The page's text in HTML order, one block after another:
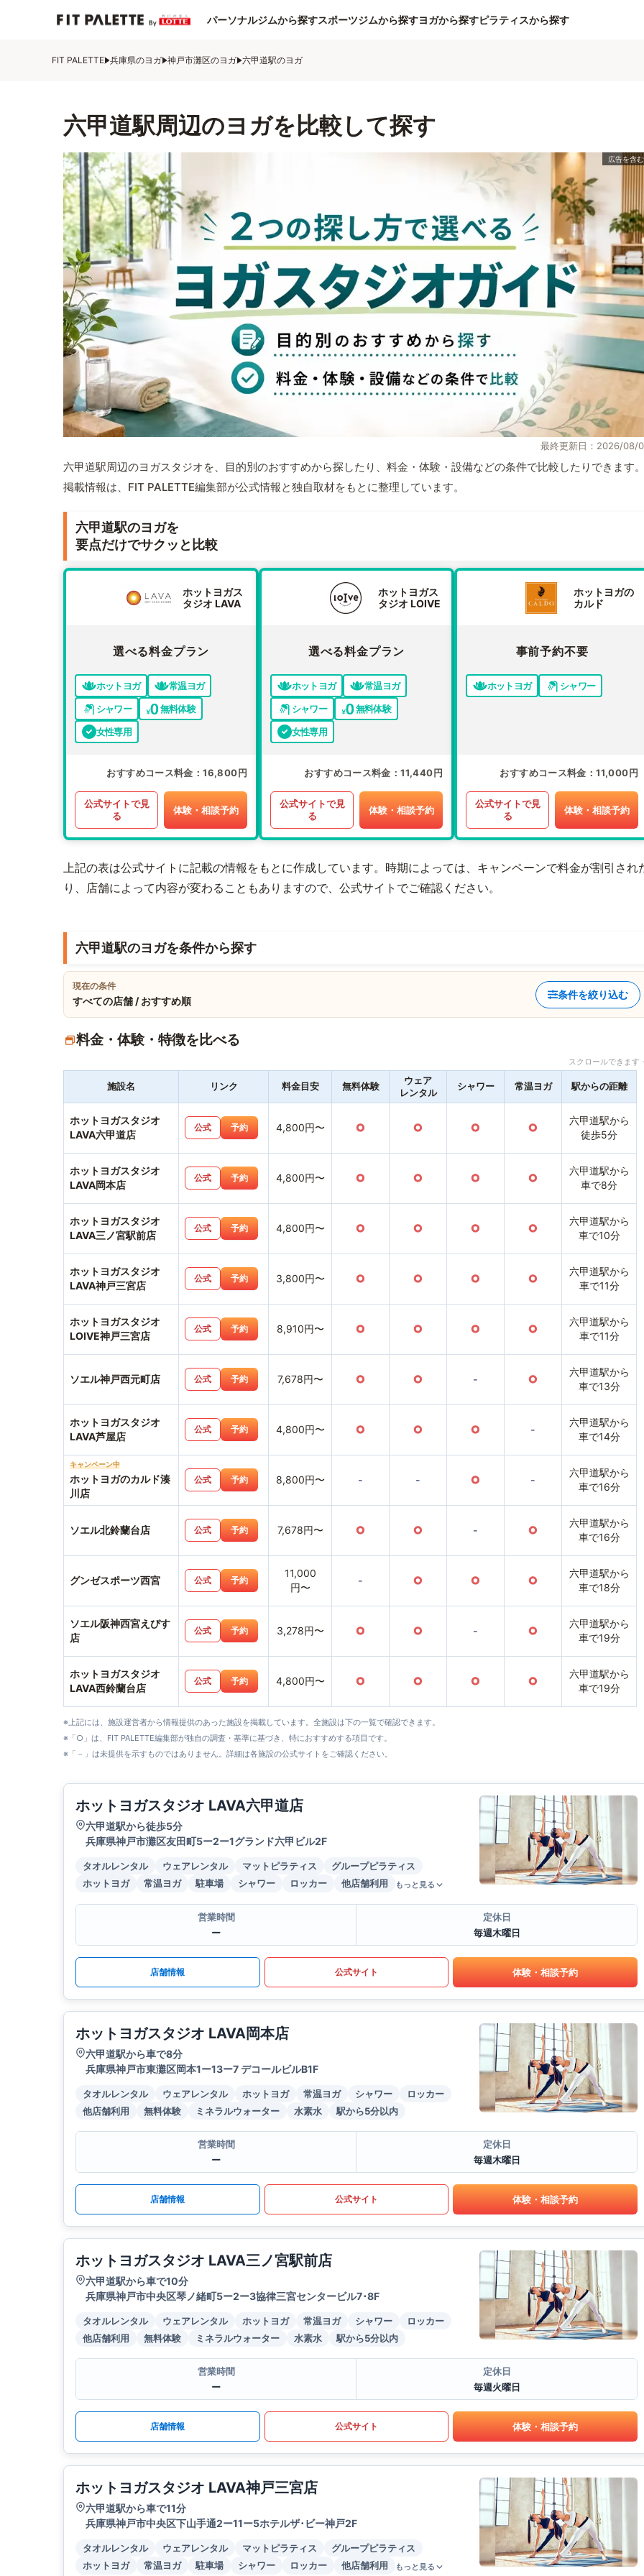
パーソナルジムから探すスポーツジムから探すヨガから探すピラティスから探す
FIT PALETTE 兵庫県のヨガ 神戸市灘区のヨガ 六甲道駅のヨガ
六甲道駅周辺のヨガを比較して探す
最終更新日：2026/08/
六甲道駅周辺のヨガスタジオを、目的別のおすすめから探したり、料金・体験・設備などの条件で比較したりできます
掲載情報は、FIT PALETTE編集部が公式情報と独自取材をもとに整理しています。
六甲道駅のヨガを
要点だけでサクッと比較
ホットヨガス
タジオ LAVA
選べる料金プラン
ホットヨガ
常温ヨガ
シャワー
無料体験
女性専用
おすすめコース料金 16,800円
公式サイトで見
る
体験・相談予約
ホットヨガス
タジオ LOIVE
選べる料金プラン
ホットヨガ
常温ヨガ
シャワー
無料体験
女性専用
おすすめコース料金 11,440円
公式サイトで見
る
体験・相談予約
ホットヨガの
カルド
事前予約不要
ホットヨガ シャワー
おすすめコース料金 11,000円
公式サイトで見
る
体験・相談予約
上記の表は公式サイトに記載の情報をもとに作成しています。時期によっては、キャンペーンで料金が割引され
り、店舗によって内容が変わることもありますので、公式サイトでご確認ください。
六甲道駅のヨガを条件から探す
現在の条件
すべての店舗 / おすすめ順
条件を絞り込む
料金・体験・特徴を比べる
スクロールできま
施設名 リンク 料金目安 無料体験
ウェア
レンタル
シャワー 常温ヨガ 駅からの距離
ホットヨガスタジオ
LAVA六甲道店
公式 予約 4,800円〜 ○ ○ ○ ○
六甲道駅から
徒歩5分
ホットヨガスタジオ
LAVA岡本店
公式 予約 4,800円〜 ○ ○ ○ ○
六甲道駅から
車で8分
ホットヨガスタジオ
LAVA三ノ宮駅前店
公式 予約 4,800円〜 ○ ○ ○ ○
六甲道駅から
車で10分
ホットヨガスタジオ
LAVA神戸三宮店
公式 予約 3,800円〜 ○ ○ ○ ○
六甲道駅から
車で11分
ホットヨガスタジオ
LOIVE神戸三宮店
公式 予約 8,910円〜 ○ ○ ○ ○
六甲道駅から
車で11分
ソエル神戸西元町店 公式 予約 7,678円〜 ○ ○ - ○
六甲道駅から
車で13分
ホットヨガスタジオ
LAVA芦屋店
公式 予約 4,800円〜 ○ ○ ○ -
六甲道駅から
車で14分
キャンペーン中
ホットヨガのカルド湊
川店
公式 予約 8,800円〜 - - ○ -
六甲道駅から
車で16分
ソエル北鈴蘭台店 公式 予約 7,678円〜 ○ ○ - ○
六甲道駅から
車で16分
グンゼスポーツ西宮 公式 予約
11,000
円〜
- ○ ○ ○
六甲道駅から
車で18分
ソエル阪神西宮えびす
店
公式 予約 3,278円〜 ○ ○ - ○
六甲道駅から
車で19分
ホットヨガスタジオ
LAVA西鈴蘭台店
公式 予約 4,800円〜 ○ ○ ○ ○
六甲道駅から
車で19分
※上記には、施設運営者から情報提供のあった施設を掲載しています。全施設は下の一覧で確認できます。
※「○」は、FIT PALETTE編集部が独自の調査・基準に基づき、特におすすめする項目です。
※「－」は未提供を示すものではありません。詳細は各施設の公式サイトをご確認ください。
ホットヨガスタジオ LAVA六甲道店
六甲道駅から徒歩5分
兵庫県神戸市灘区友田町5ー2ー1グランド六甲ビル2F
タオルレンタル ウェアレンタル マットピラティス
グループピラティス
ホットヨガ
常温ヨガ 駐車場 シャワー ロッカー 他店舗利用 もっと見る
営業時間
ー
定休日
毎週木曜日
店舗情報 公式サイト 体験・相談予約
ホットヨガスタジオ LAVA岡本店
六甲道駅から車で8分
兵庫県神戸市東灘区岡本1ー13ー7 デコールビルB1F
タオルレンタル ウェアレンタル ホットヨガ 常温ヨガ シャワー
ロッカー
他店舗利用
無料体験 ミネラルウォーター 水素水 駅から5分以内
営業時間
ー
定休日
毎週木曜日
店舗情報 公式サイト 体験・相談予約
ホットヨガスタジオ LAVA三ノ宮駅前店
六甲道駅から車で10分
兵庫県神戸市中央区琴ノ緒町5ー2ー3協律三宮センタービル7･8F
タオルレンタル ウェアレンタル ホットヨガ 常温ヨガ シャワー
ロッカー
他店舗利用
無料体験 ミネラルウォーター 水素水 駅から5分以内
営業時間
ー
定休日
毎週火曜日
店舗情報 公式サイト 体験・相談予約
ホットヨガスタジオ LAVA神戸三宮店
六甲道駅から車で11分
兵庫県神戸市中央区下山手通2ー11ー5ホテルザ･ビー神戸2F
タオルレンタル ウェアレンタル マットピラティス
グループピラティス
ホットヨガ
常温ヨガ 駐車場 シャワー ロッカー 他店舗利用 もっと見る